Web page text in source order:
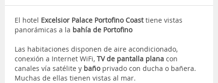
El hotel Excelsior Palace Portofino Coasttiene vistas
panorámicas a la bahía de Portofino
Las habitaciones disponen de aire acondicionado,
conexión a Internet WiFi, TV de pantalla plana con
canales vía satélite y bañoprivado con ducha o bañera.
Muchas de ellas tienen vistas al mar.